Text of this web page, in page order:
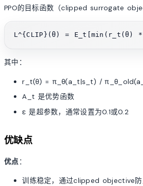
PPO的目标函数（clipped surrogate
其中：
r_t(θ) = π_θ(a_t|s_t) /
A_t 是优势函数
ε 是超参数，通常设置为0.1或0.2
优缺点
优点 ：
训练稳定，通过clipped objective防